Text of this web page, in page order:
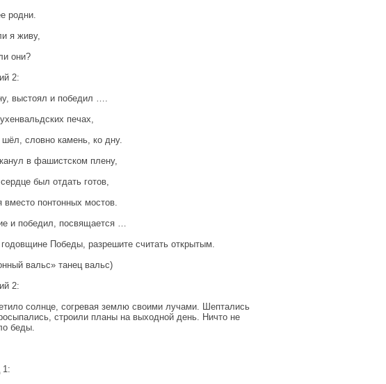
родни.
я живу,
они?
2:
выстоял и победил ….
печах,
словно камень, ко дну.
в фашистском плену,
был отдать готов,
понтонных мостов.
и победил, посвящается …
Победы, разрешите считать открытым.
вальс» танец вальс)
2:
солнце, согревая землю своими лучами. Шептались
строили планы на выходной день. Ничто не
беды.
1: